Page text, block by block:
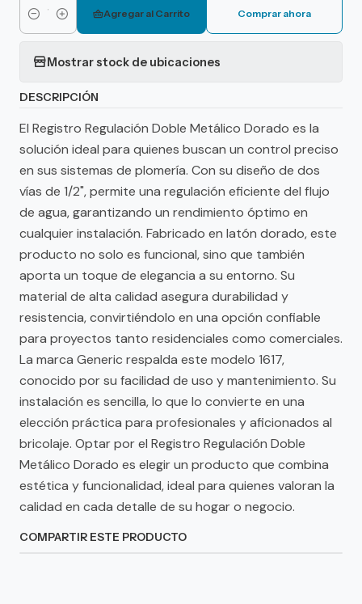
Cantidad
Agregar al Carrito Comprar ahora
Mostrar stock de ubicaciones
DESCRIPCIÓN
El Registro Regulación Doble Metálico Dorado es la
solución ideal para quienes buscan un control preciso
en sus sistemas de plomería. Con su diseño de dos
vías de 1/2", permite una regulación eficiente del flujo
de agua, garantizando un rendimiento óptimo en
cualquier instalación. Fabricado en latón dorado, este
producto no solo es funcional, sino que también
aporta un toque de elegancia a su entorno. Su
material de alta calidad asegura durabilidad y
resistencia, convirtiéndolo en una opción confiable
para proyectos tanto residenciales como comerciales.
La marca Generic respalda este modelo 1617,
conocido por su facilidad de uso y mantenimiento. Su
instalación es sencilla, lo que lo convierte en una
elección práctica para profesionales y aficionados al
bricolaje. Optar por el Registro Regulación Doble
Metálico Dorado es elegir un producto que combina
estética y funcionalidad, ideal para quienes valoran la
calidad en cada detalle de su hogar o negocio.
COMPARTIR ESTE PRODUCTO